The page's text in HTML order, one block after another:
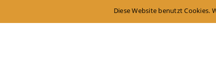
Diese Website benutzt Cookies.